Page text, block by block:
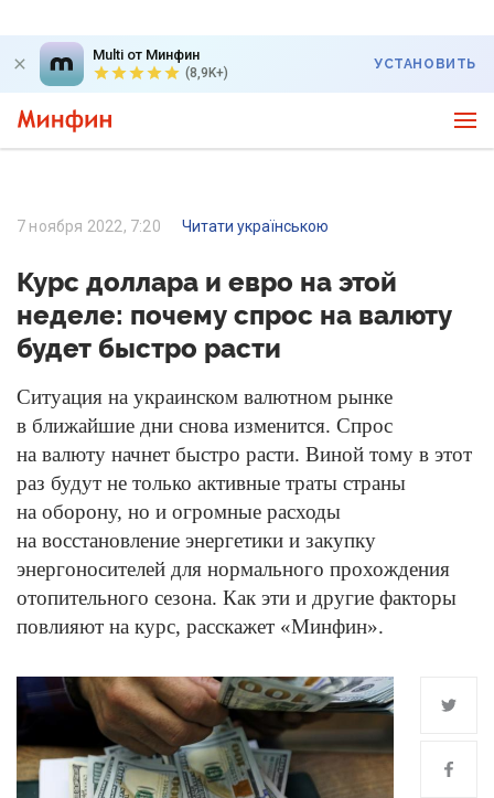
Multi от Минфин
(8,9K+)
УСТАНОВИТЬ
7 ноября 2022, 7:20 Читати українською
Курс доллара и евро на этой
неделе: почему спрос на валюту
будет быстро расти
Ситуация на украинском валютном рынке
в ближайшие дни снова изменится. Спрос
на валюту начнет быстро расти. Виной тому в этот
раз будут не только активные траты страны
на оборону, но и огромные расходы
на восстановление энергетики и закупку
энергоносителей для нормального прохождения
отопительного сезона. Как эти и другие факторы
повлияют на курс, расскажет «Минфин».